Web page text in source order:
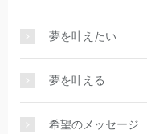
夢を叶えたい
夢を叶える
希望のメッセージ